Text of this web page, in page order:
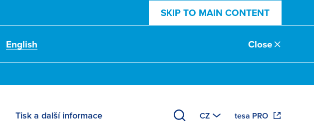
SKIP TO MAIN CONTENT
English Close
Tisk a další informace CZ tesa PRO